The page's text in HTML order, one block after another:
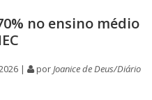
no ensino médio
| porJoanice de Deus/Diário